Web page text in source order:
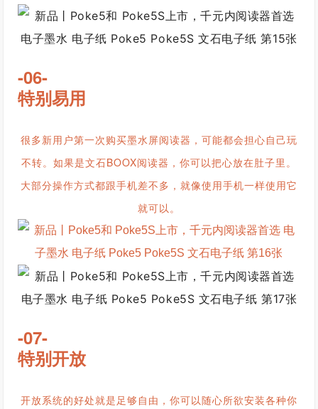
-06-
特别易用
很多新用户第一次购买墨水屏阅读器，可能都会担心自己玩
不转。如果是文石BOOX阅读器，你可以把心放在肚子里。
大部分操作方式都跟手机差不多，就像使用手机一样使用它
就可以。
-07-
特别开放
开放系统的好处就是足够自由，你可以随心所欲安装各种你